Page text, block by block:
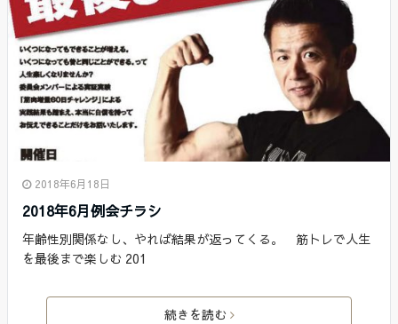
2018年6月18日
2018年6月例会チラシ
年齢性別関係なし、やれば結果が返ってくる。 筋トレで人生
を最後まで楽しむ 201
続きを読む